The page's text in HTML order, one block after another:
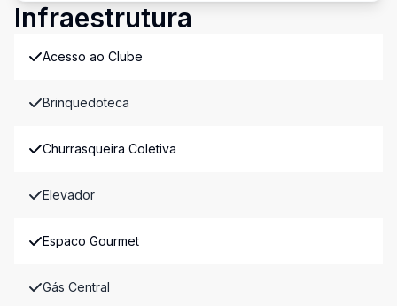
Infraestrutura
Acesso ao Clube
Brinquedoteca
Churrasqueira Coletiva
Elevador
Espaco Gourmet
Gás Central